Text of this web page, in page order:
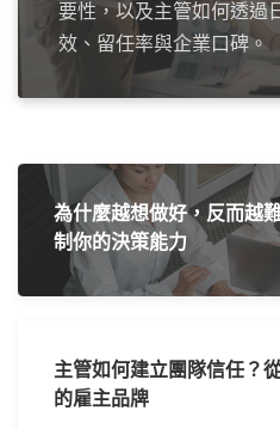
要性，以及主管如何透過
效、留任率與企業口碑。
為什麼越想做好，反而越
制你的決策能力
主管如何建立團隊信任？
的雇主品牌